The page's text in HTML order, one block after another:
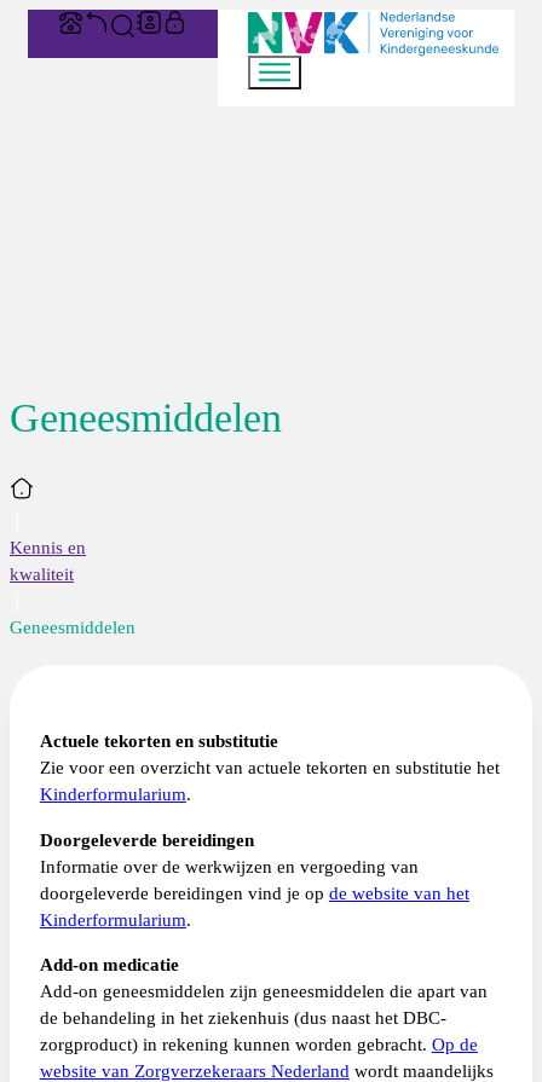
Geneesmiddelen
Home
Kennis en
kwaliteit
Geneesmiddelen
Actuele tekorten en substitutie
Zie voor een overzicht van actuele tekorten en substitutie het
Kinderformularium.
Doorgeleverde bereidingen
Informatie over de werkwijzen en vergoeding van
doorgeleverde bereidingen vind je op de website van het
Kinderformularium.
Add-on medicatie
Add-on geneesmiddelen zijn geneesmiddelen die apart van
de behandeling in het ziekenhuis (dus naast het DBC-
zorgproduct) in rekening kunnen worden gebracht. Op de
website van Zorgverzekeraars Nederland wordt maandelijks